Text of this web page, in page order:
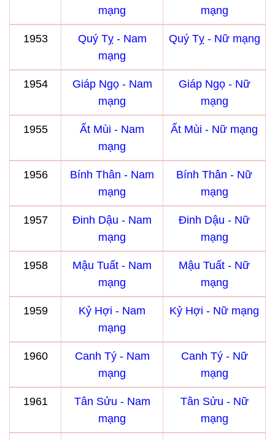
mạng
mạng
1953
Quý Tỵ - Nam
mạng
Quý Tỵ - Nữ mạng
1954
Giáp Ngọ - Nam
mạng
Giáp Ngọ - Nữ
mạng
1955
Ất Mùi - Nam
mạng
Ất Mùi - Nữ mạng
1956
Bính Thân - Nam
mạng
Bính Thân - Nữ
mạng
1957
Đinh Dậu - Nam
mạng
Đinh Dậu - Nữ
mạng
1958
Mậu Tuất - Nam
mạng
Mậu Tuất - Nữ
mạng
1959
Kỷ Hợi - Nam
mạng
Kỷ Hợi - Nữ mạng
1960
Canh Tý - Nam
mạng
Canh Tý - Nữ
mạng
1961
Tân Sửu - Nam
mạng
Tân Sửu - Nữ
mạng